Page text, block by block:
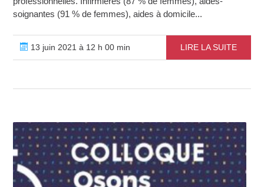
soignantes (91 % de femmes), aides à domicile...
13 juin 2021 à 12 h 00 min LIRE LA SUITE